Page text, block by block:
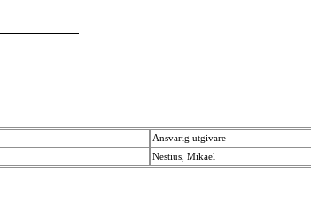
Ansvarig utgivare
Nestius, Mikael